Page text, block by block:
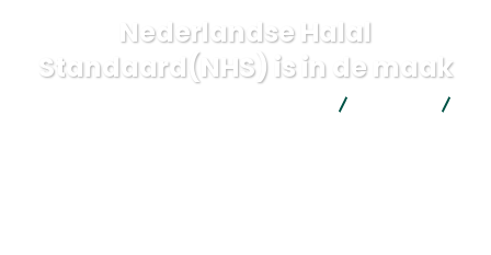
Nederlandse Halal
Standaard(NHS) is in de maak